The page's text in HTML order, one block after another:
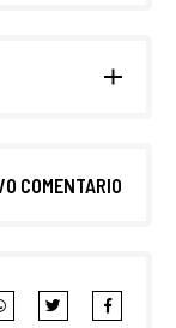
COMENTARIO